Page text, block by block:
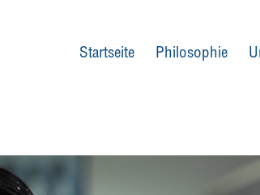
Startseite Philosophie